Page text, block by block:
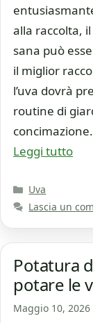
alla raccolta,
sana può
il miglior
l’uva dovrà
routine di
Leggi tutto
Categorie
Uva
Lascia un
Potatura
potare le
Maggio 10, 2026